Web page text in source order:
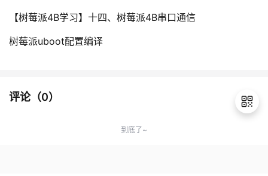
【树莓派4B学习】十四、树莓派4B串口通信
树莓派uboot配置编译
评论（0）
到底了~